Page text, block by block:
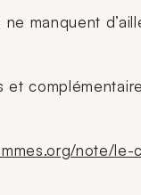
manquent
et
note/